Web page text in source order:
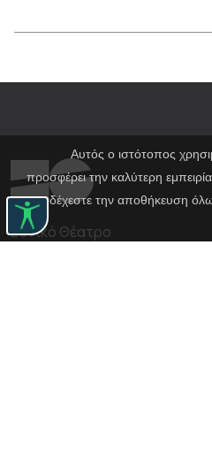
Αυτός ο ιστότοπος
προσφέρει την καλύτερη
αποδέχεστε την αποθήκευση
Εθνικό Θέατρο